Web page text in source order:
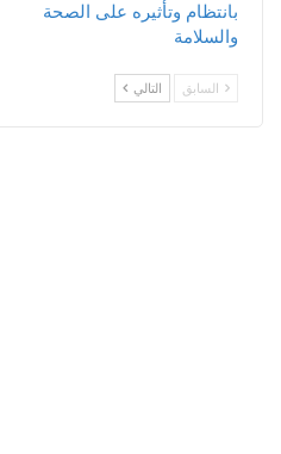
بانتظام وتأثيره على الصحة
والسلامة
السابق التالي